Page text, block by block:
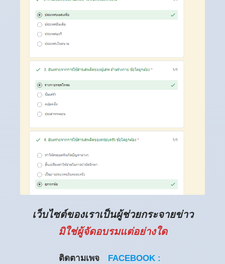
เว็บไซต์ของเราเป็นผู้ช่วยกระจายข่าว
มิใช่ผู้จัดอบรมแต่อย่างใด
ติดตามเพจ FACEBOOK :